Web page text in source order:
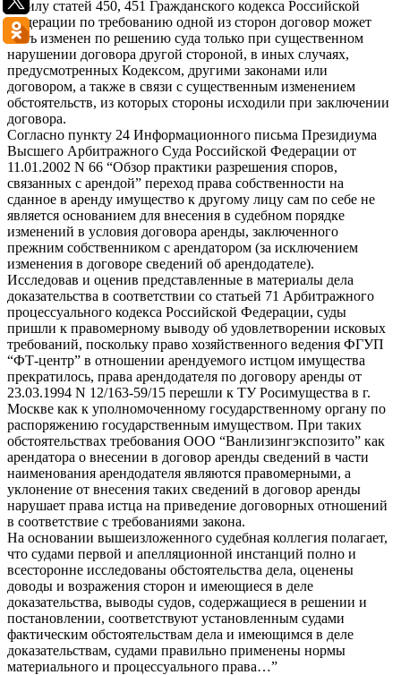
В силу статей 450, 451 Гражданского кодекса Российской
Федерации по требованию одной из сторон договор может
быть изменен по решению суда только при существенном
нарушении договора другой стороной, в иных случаях,
предусмотренных Кодексом, другими законами или
договором, а также в связи с существенным изменением
обстоятельств, из которых стороны исходили при заключении
договора.
Согласно пункту 24 Информационного письма Президиума
Высшего Арбитражного Суда Российской Федерации от
11.01.2002 N 66 “Обзор практики разрешения споров,
связанных с арендой” переход права собственности на
сданное в аренду имущество к другому лицу сам по себе не
является основанием для внесения в судебном порядке
изменений в условия договора аренды, заключенного
прежним собственником с арендатором (за исключением
изменения в договоре сведений об арендодателе).
Исследовав и оценив представленные в материалы дела
доказательства в соответствии со статьей 71 Арбитражного
процессуального кодекса Российской Федерации, суды
пришли к правомерному выводу об удовлетворении исковых
требований, поскольку право хозяйственного ведения ФГУП
“ФТ-центр” в отношении арендуемого истцом имущества
прекратилось, права арендодателя по договору аренды от
23.03.1994 N 12/163-59/15 перешли к ТУ Росимущества в г.
Москве как к уполномоченному государственному органу по
распоряжению государственным имуществом. При таких
обстоятельствах требования ООО “Ванлизингэкспозито” как
арендатора о внесении в договор аренды сведений в части
наименования арендодателя являются правомерными, а
уклонение от внесения таких сведений в договор аренды
нарушает права истца на приведение договорных отношений
в соответствие с требованиями закона.
На основании вышеизложенного судебная коллегия полагает,
что судами первой и апелляционной инстанций полно и
всесторонне исследованы обстоятельства дела, оценены
доводы и возражения сторон и имеющиеся в деле
доказательства, выводы судов, содержащиеся в решении и
постановлении, соответствуют установленным судами
фактическим обстоятельствам дела и имеющимся в деле
доказательствам, судами правильно применены нормы
материального и процессуального права…”